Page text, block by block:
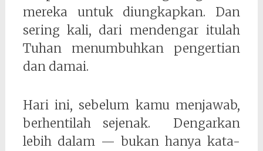
mereka untuk diungkapkan. Dan
sering kali, dari mendengar itulah
Tuhan menumbuhkan pengertian
dan damai.
Hari ini, sebelum kamu menjawab,
berhentilah sejenak. Dengarkan
lebih dalam — bukan hanya kata-